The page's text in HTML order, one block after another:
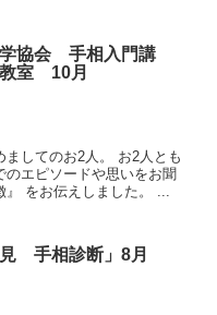
協会 手相入門講
室 10月
ましてのお2人。 お2人とも
のエピソードや思いをお聞
をお伝えしました。 ...
見 手相診断」8月